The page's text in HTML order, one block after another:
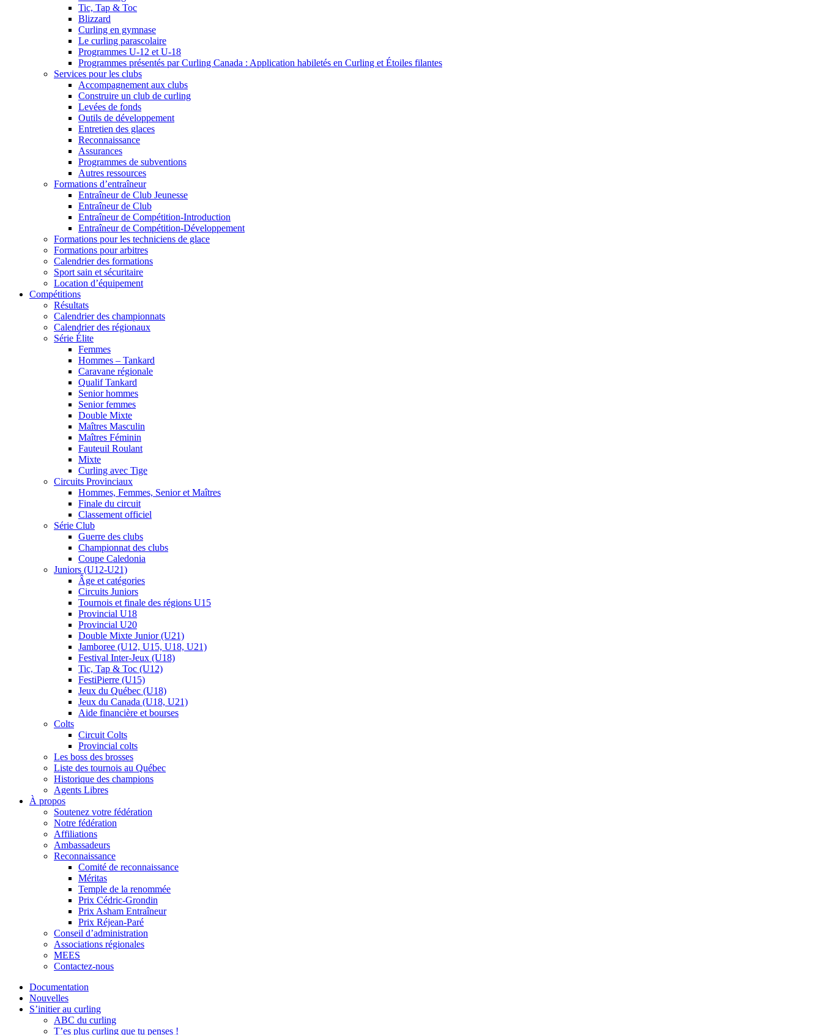
Tic, Tap & Toc
Blizzard
Curling en gymnase
Le curling parascolaire
Programmes U-12 et U-18
Programmes présentés par Curling Canada : Application habiletés en Curling et Étoiles filantes
Services pour les clubs
Accompagnement aux clubs
Construire un club de curling
Levées de fonds
Outils de développement
Entretien des glaces
Reconnaissance
Assurances
Programmes de subventions
Autres ressources
Formations d’entraîneur
Entraîneur de Club Jeunesse
Entraîneur de Club
Entraîneur de Compétition-Introduction
Entraîneur de Compétition-Développement
Formations pour les techniciens de glace
Formations pour arbitres
Calendrier des formations
Sport sain et sécuritaire
Location d’équipement
Compétitions
Résultats
Calendrier des championnats
Calendrier des régionaux
Série Élite
Femmes
Hommes – Tankard
Caravane régionale
Qualif Tankard
Senior hommes
Senior femmes
Double Mixte
Maîtres Masculin
Maîtres Féminin
Fauteuil Roulant
Mixte
Curling avec Tige
Circuits Provinciaux
Hommes, Femmes, Senior et Maîtres
Finale du circuit
Classement officiel
Série Club
Guerre des clubs
Championnat des clubs
Coupe Caledonia
Juniors (U12-U21)
Âge et catégories
Circuits Juniors
Tournois et finale des régions U15
Provincial U18
Provincial U20
Double Mixte Junior (U21)
Jamboree (U12, U15, U18, U21)
Festival Inter-Jeux (U18)
Tic, Tap & Toc (U12)
FestiPierre (U15)
Jeux du Québec (U18)
Jeux du Canada (U18, U21)
Aide financière et bourses
Colts
Circuit Colts
Provincial colts
Les boss des brosses
Liste des tournois au Québec
Historique des champions
Agents Libres
À propos
Soutenez votre fédération
Notre fédération
Affiliations
Ambassadeurs
Reconnaissance
Comité de reconnaissance
Méritas
Temple de la renommée
Prix Cédric-Grondin
Prix Asham Entraîneur
Prix Réjean-Paré
Conseil d’administration
Associations régionales
MEES
Contactez-nous
Documentation
Nouvelles
S’initier au curling
ABC du curling
T’es plus curling que tu penses !